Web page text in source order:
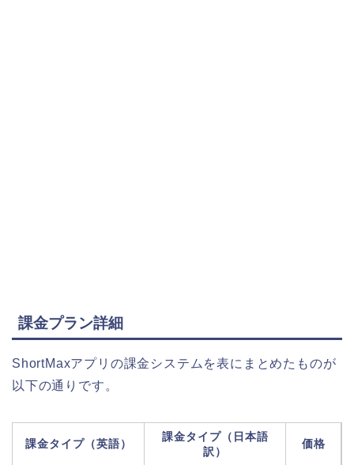
課金プラン詳細
ShortMaxアプリの課金システムを表にまとめたものが
以下の通りです。
課金タイプ（英語）
課金タイプ（日本語
訳）
価格